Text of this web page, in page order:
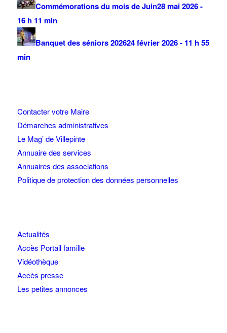
Commémorations du mois de Juin28 mai 2026 -
16 h 11 min
Banquet des séniors 202624 février 2026 - 11 h 55
min
Contacter votre Maire
Démarches administratives
Le Mag’ de Villepinte
Annuaire des services
Annuaires des associations
Politique de protection des données personnelles
Actualités
Accès Portail famille
Vidéothèque
Accès presse
Les petites annonces